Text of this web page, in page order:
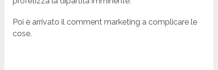
Poi è arrivato il comment marketing a complicare le
cose.